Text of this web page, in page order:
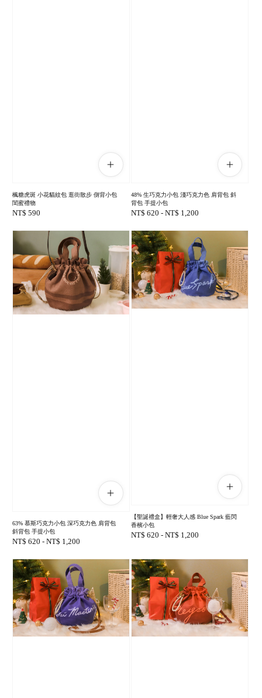
楓糖虎斑 小花貓紋包 逛街散步 側背小包
閨蜜禮物
Regular
NT$ 590
48% 生巧克力小包 淺巧克力色 肩背包 斜
背包 手提小包
Regular
NT$ 620 - NT$ 1,200
63% 慕斯巧克力小包 深巧克力色 肩背包
斜背包 手提小包
Regular
NT$ 620 - NT$ 1,200
【聖誕禮盒】輕奢大人感 Blue Spark 藍閃
香檳小包
Regular
NT$ 620 - NT$ 1,200